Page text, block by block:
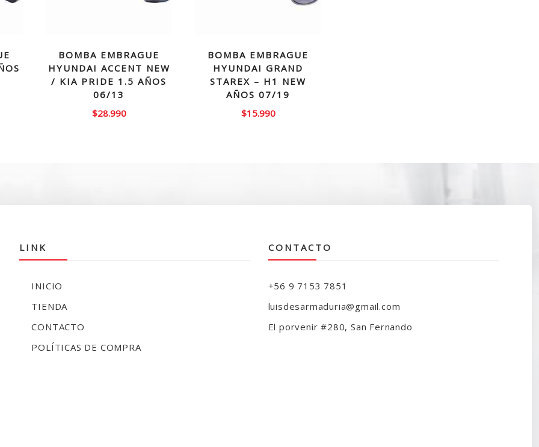
BOMBA EMBRAGUE
HYUNDAI ACCENT NEW
/ KIA PRIDE 1.5 AÑOS
06/13
$28.990
BOMBA EMBRAGUE
HYUNDAI GRAND
STAREX – H1 NEW
AÑOS 07/19
$15.990
LINK
INICIO
TIENDA
CONTACTO
POLÍTICAS DE COMPRA
CONTACTO
+56 9 7153 7851
luisdesarmaduria@gmail.com
El porvenir #280, San Fernando